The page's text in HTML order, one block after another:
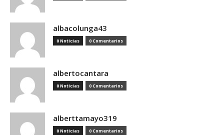
albacolunga43
0 Noticias 0 Comentarios
albertocantara
0 Noticias 0 Comentarios
alberttamayo319
0 Noticias 0 Comentarios